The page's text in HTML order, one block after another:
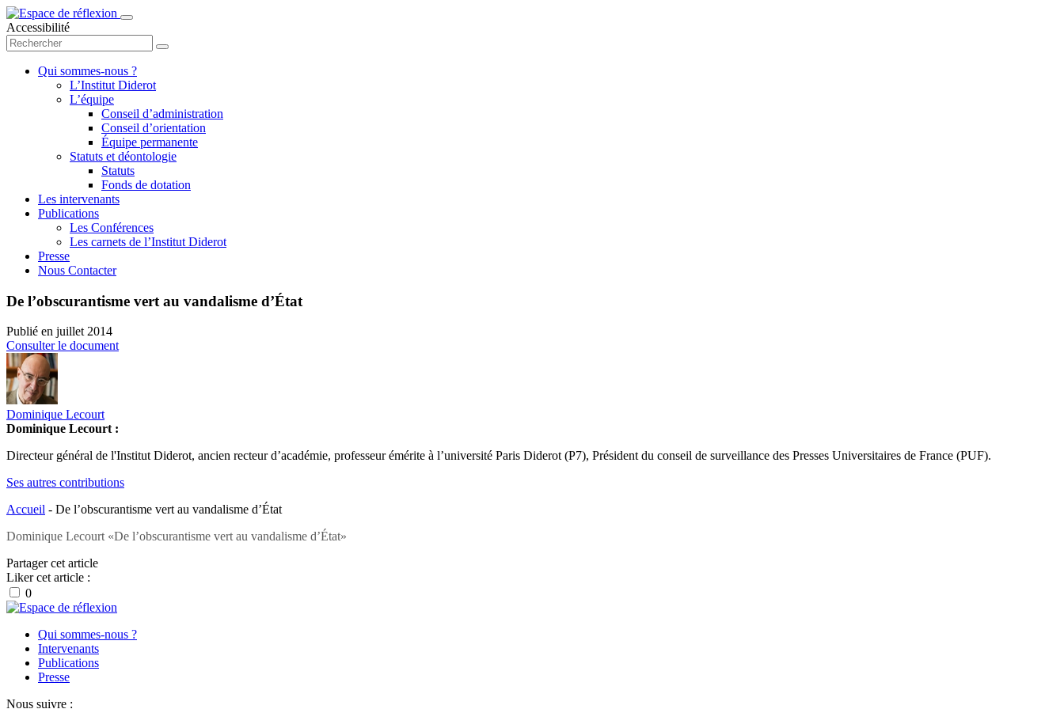
Accessibilité
Qui sommes-nous ?
L’Institut Diderot
L’équipe
Conseil d’administration
Conseil d’orientation
Équipe permanente
Statuts et déontologie
Statuts
Fonds de dotation
Les intervenants
Publications
Les Conférences
Les carnets de l’Institut Diderot
Presse
Nous Contacter
De l’obscurantisme vert au vandalisme d’État
Publié en juillet 2014
Consulter le document
Dominique Lecourt
Dominique Lecourt :
Directeur général de l'Institut Diderot, ancien recteur d’académie, professeur émérite à l’université Paris Diderot (P7), Président du conseil de surveillance des Presses Universitaires de France (PUF).
Ses autres contributions
Accueil - De l’obscurantisme vert au vandalisme d’État
Dominique Lecourt «De l’obscurantisme vert au vandalisme d’État»
Partager cet article
Liker cet article :
0
Qui sommes-nous ?
Intervenants
Publications
Presse
Nous suivre :